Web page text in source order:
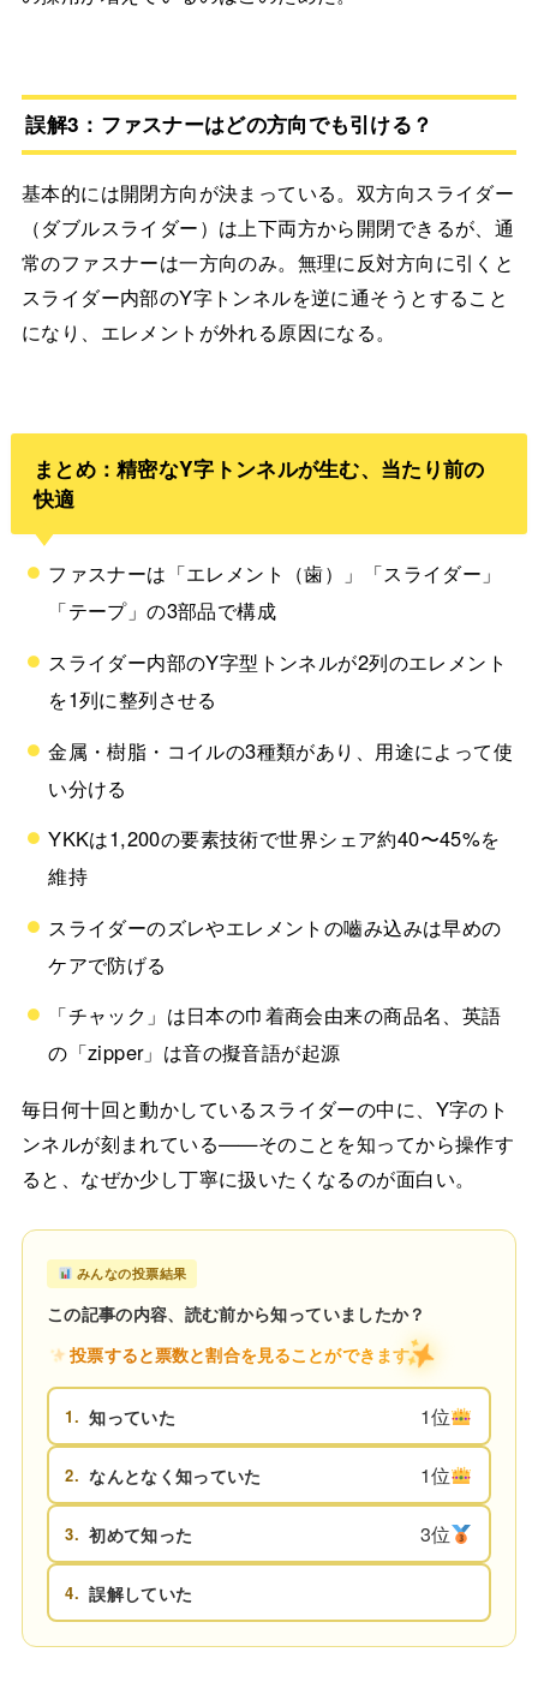
誤解3：ファスナーはどの方向でも引ける？
基本的には開閉方向が決まっている。双方向スライダー
（ダブルスライダー）は上下両方から開閉できるが、通
常のファスナーは一方向のみ。無理に反対方向に引くと
スライダー内部のY字トンネルを逆に通そうとすること
になり、エレメントが外れる原因になる。
まとめ：精密なY字トンネルが生む、当たり前の
快適
ファスナーは「エレメント（歯）」「スライダー」
「テープ」の3部品で構成
スライダー内部のY字型トンネルが2列のエレメント
を1列に整列させる
金属・樹脂・コイルの3種類があり、用途によって使
い分ける
YKKは1,200の要素技術で世界シェア約40〜45%を
維持
スライダーのズレやエレメントの嚙み込みは早めの
ケアで防げる
「チャック」は日本の巾着商会由来の商品名、英語
の「zipper」は音の擬音語が起源
毎日何十回と動かしているスライダーの中に、Y字のト
ンネルが刻まれている——そのことを知ってから操作す
ると、なぜか少し丁寧に扱いたくなるのが面白い。
みんなの投票結果
この記事の内容、読む前から知っていましたか？
投票すると票数と割合を見ることができます
1. 知っていた 1位
2. なんとなく知っていた 1位
3. 初めて知った 3位
4. 誤解していた